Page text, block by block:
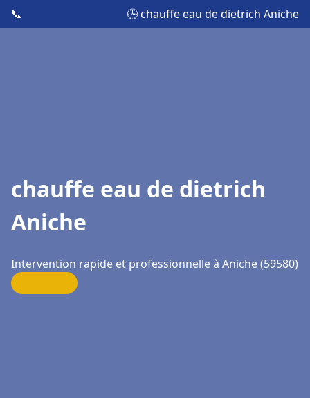
📞 🕒 chauffe eau de dietrich Aniche
chauffe eau de dietrich
Aniche
Intervention rapide et professionnelle à Aniche (59580)